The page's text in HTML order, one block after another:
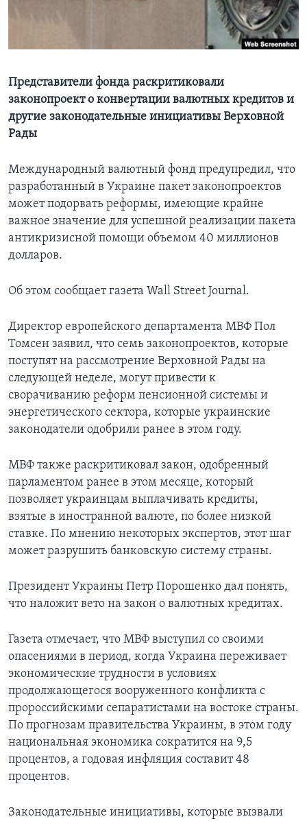
Языки
Представители фонда раскритиковали
законопроект о конвертации валютных кредитов и
другие законодательные инициативы Верховной
Рады
Международный валютный фонд предупредил, что
разработанный в Украине пакет законопроектов
может подорвать реформы, имеющие крайне
важное значение для успешной реализации пакета
антикризисной помощи объемом 40 миллионов
долларов.
Об этом сообщает газета Wall Street Journal.
Директор европейского департамента МВФ Пол
Томсен заявил, что семь законопроектов, которые
поступят на рассмотрение Верховной Рады на
следующей неделе, могут привести к
сворачиванию реформ пенсионной системы и
энергетического сектора, которые украинские
законодатели одобрили ранее в этом году.
МВФ также раскритиковал закон, одобренный
парламентом ранее в этом месяце, который
позволяет украинцам выплачивать кредиты,
взятые в иностранной валюте, по более низкой
ставке. По мнению некоторых экспертов, этот шаг
может разрушить банковскую систему страны.
Президент Украины Петр Порошенко дал понять,
что наложит вето на закон о валютных кредитах.
Газета отмечает, что МВФ выступил со своими
опасениями в период, когда Украина переживает
экономические трудности в условиях
продолжающегося вооруженного конфликта с
пророссийскими сепаратистами на востоке страны.
По прогнозам правительства Украины, в этом году
национальная экономика сократится на 9,5
процентов, а годовая инфляция составит 48
процентов.
Законодательные инициативы, которые вызвали